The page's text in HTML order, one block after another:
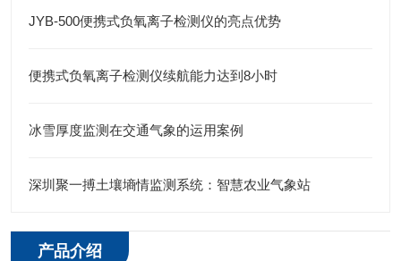
JYB-500便携式负氧离子检测仪的亮点优势
便携式负氧离子检测仪续航能力达到8小时
冰雪厚度监测在交通气象的运用案例
深圳聚一搏土壤墒情监测系统：智慧农业气象站
产品介绍